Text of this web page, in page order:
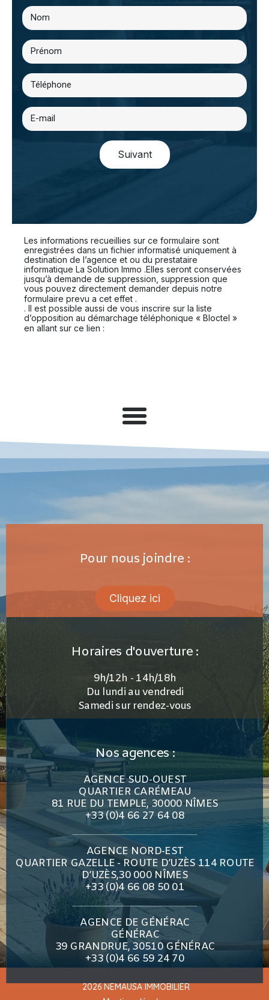
Suivant
Les informations recueillies sur ce formulaire sont
enregistrées dans un fichier informatisé uniquement à
destination de l’agence et ou du prestataire
informatique La Solution Immo .Elles seront conservées
jusqu’à demande de suppression, suppression que
vous pouvez directement demander depuis notre
formulaire prevu a cet effet .
. Il est possible aussi de vous inscrire sur la liste
d’opposition au démarchage téléphonique « Bloctel »
en allant sur ce lien :
Pour nous joindre :
Cliquez ici
Horaires d'ouverture :
9h/12h - 14h/18h
Du lundi au vendredi
Samedi sur rendez-vous
Nos agences :
AGENCE SUD-OUEST
QUARTIER CARÉMEAU
81 RUE DU TEMPLE, 30000 NÎMES
+33 (0)4 66 27 64 08
AGENCE NORD-EST
QUARTIER GAZELLE - ROUTE D’UZÈS 114 ROUTE
D’UZÈS,30 000 NÎMES
+33 (0)4 66 08 50 01
AGENCE DE GÉNÉRAC
GÉNÉRAC
39 GRANDRUE, 30510 GÉNÉRAC
+33 (0)4 66 59 24 70
2026 NEMAUSA IMMOBILIER